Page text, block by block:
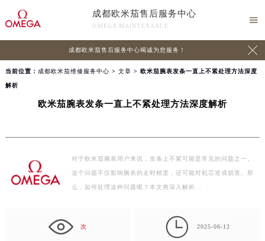
成都欧米茄售后服务中心
OMEGA MAINTENANCE

成都欧米茄售后服务中心竭诚为您服务！ 
当前位置： 成都欧米茄维修服务中心 > 文章 > 欧米茄腕表发条一直上不紧处理方法深度
解析
欧米茄腕表发条一直上不紧处理方法深度解析
对于欧米茄腕表用户来说，发条上不紧可能是常见的问题之一。
这个问题不仅影响腕表的走时精度，还可能对机芯造成损害。那
么，如何处理这种问题呢？本文将深入解析…
次  2025-06-12